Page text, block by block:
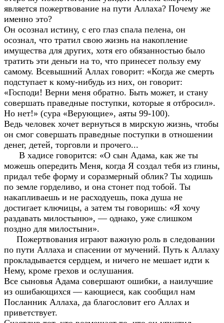
является пожертвование на пути Аллаха? Почему же
именно это?
Он осознал истину, с его глаз спала пелена, он
осознал, что тратил свою жизнь на накопление
имущества для других, хотя его обязанностью было
тратить эти деньги на то, что принесет пользу ему
самому. Всевышний Аллах говорит: «Когда же смерть
подступает к кому-нибудь из них, он говорит:
«Господи! Верни меня обратно. Быть может, и стану
совершать праведные поступки, которые я отбросил».
Но нет!» (сура «Верующие», аяты 99-100).
Ведь человек хочет вернуться в мирскую жизнь, чтобы
он смог совершать праведные поступки в отношении
денег, детей, торговли и прочего...
В хадисе говорится: «О сын Адама, как же ты
можешь опередить Меня, когда Я создал тебя из глины,
придал тебе форму и соразмерный облик? Ты ходишь
по земле горделиво, и она стонет под тобой. Ты
накапливаешь и не расходуешь, пока душа не
достигает ключицы, а затем ты говоришь: «Я хочу
раздавать милостыню», — однако, уже слишком
поздно для милостыни».
Пожертвования играют важную роль в следовании
по пути Аллаха и спасении от мучений. Путь к Аллаху
прокладывается сердцем, и ничего не мешает идти к
Нему, кроме грехов и ослушания.
Все сыновья Адама совершают ошибки, а наилучшие
из ошибающихся — кающиеся, как сообщил нам
Посланник Аллаха, да благословит его Аллах и
приветствует.